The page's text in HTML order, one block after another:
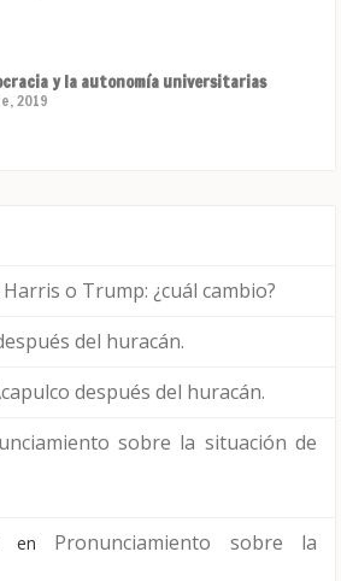
y la autonomía universitarias
2019
Harris o Trump: ¿cuál cambio?
del huracán.
después del huracán.
sobre la situación de
en Pronunciamiento sobre la